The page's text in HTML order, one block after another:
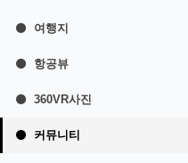
여행지
항공뷰
360VR사진
커뮤니티